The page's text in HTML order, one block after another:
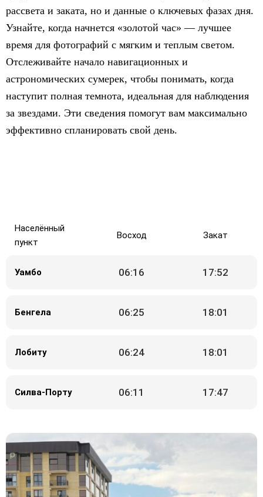
рассвета и заката, но и данные о ключевых фазах дня.
Узнайте, когда начнется «золотой час» — лучшее
время для фотографий с мягким и теплым светом.
Отслеживайте начало навигационных и
астрономических сумерек, чтобы понимать, когда
наступит полная темнота, идеальная для наблюдения
за звездами. Эти сведения помогут вам максимально
эффективно спланировать свой день.
Населённый
пункт
Восход Закат
Уамбо 06:16 17:52
Бенгела 06:25 18:01
Лобиту 06:24 18:01
Силва-Порту 06:11 17:47